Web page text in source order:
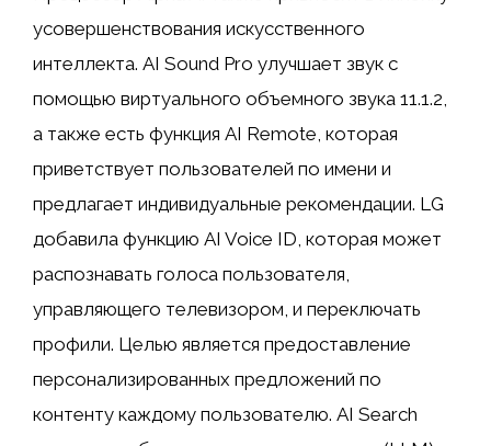
усовершенствования искусственного
интеллекта. AI Sound Pro улучшает звук с
помощью виртуального объемного звука 11.1.2,
а также есть функция AI Remote, которая
приветствует пользователей по имени и
предлагает индивидуальные рекомендации. LG
добавила функцию AI Voice ID, которая может
распознавать голоса пользователя,
управляющего телевизором, и переключать
профили. Целью является предоставление
персонализированных предложений по
контенту каждому пользователю. AI Search